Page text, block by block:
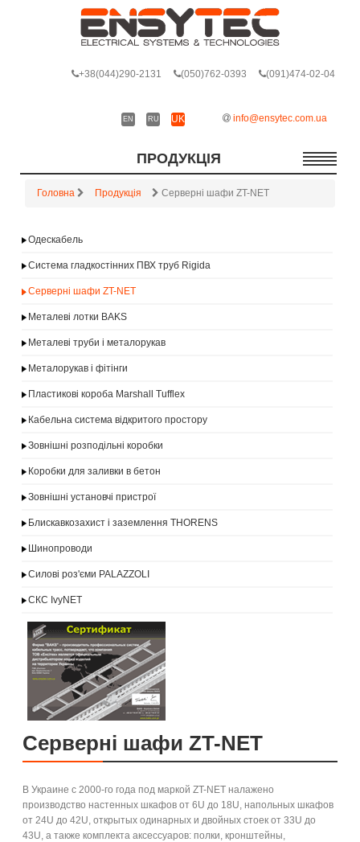
(091)474-02-04
(050)762-0393
+38(044)290-2131
info@ensytec.com.ua
UK
RU
EN
ПРОДУКЦІЯ
Головна Продукція Серверні шафи ZT-NET
Одескабель
Система гладкостінних ПВХ труб Rigida
Серверні шафи ZT-NET
Металеві лотки BAKS
Металеві труби і металорукав
Металорукав і фітінги
Пластикові короба Marshall Tufflex
Кабельна система відкритого простору
Зовнішні розподільні коробки
Коробки для заливки в бетон
Зовнішні установчі пристрої
Блискавкозахист і заземлення THORENS
Шинопроводи
Силові роз'єми PALAZZOLI
СКС IvyNET
Серверні шафи ZT-NET
В Украине с 2000-го года под маркой ZT-NET налажено
производство настенных шкафов от 6U до 18U, напольных шкафов
от 24U до 42U, открытых одинарных и двойных стоек от 33U до
43U, а также комплекта аксессуаров: полки, кронштейны,